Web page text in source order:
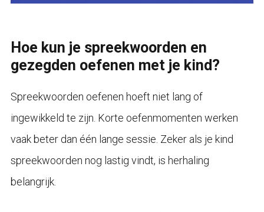
Hoe kun je spreekwoorden en
gezegden oefenen met je kind?
Spreekwoorden oefenen hoeft niet lang of
ingewikkeld te zijn. Korte oefenmomenten werken
vaak beter dan één lange sessie. Zeker als je kind
spreekwoorden nog lastig vindt, is herhaling
belangrijk.